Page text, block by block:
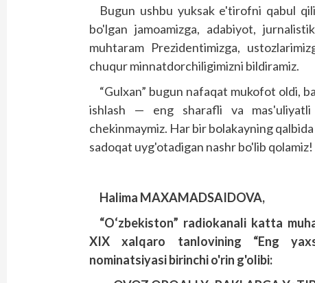
Bugun ushbu yuksak e'tirofni qabul
bo'lgan jamoamizga, adabiyot,
muhtaram Prezidentimizga,
chuqur minnatdorchiligimizni bildiramiz.
“Gulxan” bugun nafaqat mukofot oldi,
ishlash — eng sharafli va
chekinmaymiz. Har bir bolakayning
sadoqat uyg'otadigan nashr bo'lib qolamiz!
Halima MAXAMADSAIDOVA,
“O‘zbekiston” radiokanali katta
XIX xalqaro tanlovining “Eng
nominatsiyasi birinchi o'rin g'olibi: